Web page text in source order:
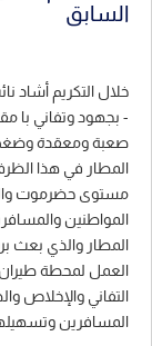
السابق
خلال التكريم أشاد
- بجهود وتفاني
صعبة ومعقدة وضغط
المطار في هذا
مستوى حضرموت
المواطنين
المطار والذي بعث
العمل لمحطة طيران
التفاني والإخلاص
المسافرين